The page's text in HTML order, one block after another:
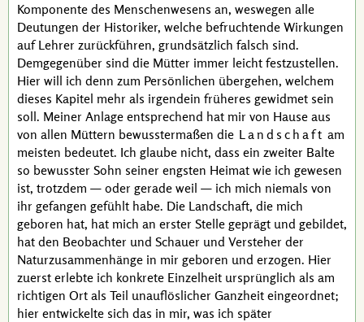
Komponente des Menschenwesens an, weswegen alle
Deutungen der Historiker, welche befruchtende Wirkungen
auf Lehrer zurückführen, grundsätzlich falsch sind.
Demgegenüber sind die Mütter immer leicht festzustellen.
Hier will ich denn zum Persönlichen übergehen, welchem
dieses Kapitel mehr als irgendein früheres gewidmet sein
soll. Meiner Anlage entsprechend hat mir von Hause aus
von allen Müttern bewusstermaßen die Landschaft am
meisten bedeutet. Ich glaube nicht, dass ein zweiter Balte
so bewusster Sohn seiner engsten Heimat wie ich gewesen
ist, trotzdem — oder gerade weil — ich mich niemals von
ihr gefangen gefühlt habe. Die Landschaft, die mich
geboren hat, hat mich an erster Stelle geprägt und gebildet,
hat den Beobachter und Schauer und Versteher der
Naturzusammenhänge in mir geboren und erzogen. Hier
zuerst erlebte ich konkrete Einzelheit ursprünglich als am
richtigen Ort als Teil unauflöslicher Ganzheit eingeordnet;
hier entwickelte sich das in mir, was ich später